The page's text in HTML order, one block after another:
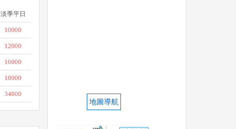
淡季平日
10000
12000
16000
18000
34000
地圖導航